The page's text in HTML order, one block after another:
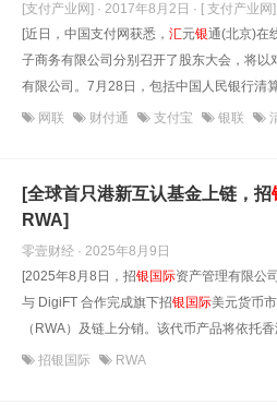
[支付产业网] · 2017年8月2日 · [ 支付产业网]
[近日，中国支付网获悉， 汇元银通(北京)在
子商务有限公司分别召开了股东大会，将
有限公司。7月28日，包括中国人民银行清
网联 财付通 支付宝 银联
[全球首只港新互认基金上链，招
RWA]
零壹财经 · 2025年8月9日
[2025年8月8日，招银国际资产管理有限公
与 DigiFT 合作完成旗下招银国际美元货币
（RWA）及链上分销。该代币产品将依托
招银国际 RWA